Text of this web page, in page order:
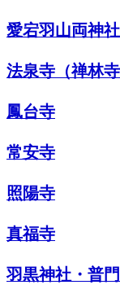
愛宕羽山両神社
法泉寺（禅林寺
鳳台寺
常安寺
照陽寺
真福寺
羽黒神社・普